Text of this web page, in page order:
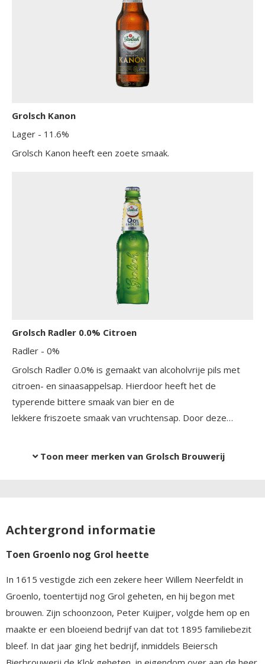
Grolsch Kanon
Lager - 11.6%
Grolsch Kanon heeft een zoete smaak.
Grolsch Radler 0.0% Citroen
Radler - 0%
Grolsch Radler 0.0% is gemaakt van alcoholvrije pils met
citroen- en sinaasappelsap. Hierdoor heeft het de
typerende bittere smaak van bier en de
lekkere friszoete smaak van vruchtensap. Door deze
Toon meer merken van Grolsch Brouwerij
Achtergrond informatie
Toen Groenlo nog Grol heette
In 1615 vestigde zich een zekere heer Willem Neerfeldt in
Groenlo, toentertijd nog Grol geheten, en hij begon met
brouwen. Zijn schoonzoon, Peter Kuijper, volgde hem op en
maakte er een bloeiend bedrijf van dat tot 1895 familiebezit
bleef. In dat jaar ging het bedrijf, inmiddels Beiersch